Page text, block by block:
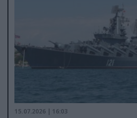
15.07.2026 | 16:03